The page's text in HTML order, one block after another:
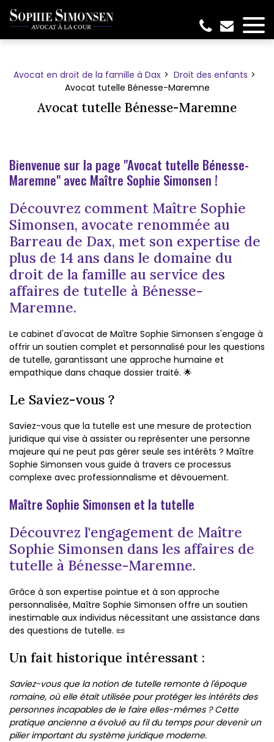
Avocat en droit de la famille à Dax
Droit des enfants
Avocat tutelle Bénesse-Maremne
Avocat tutelle Bénesse-Maremne
Bienvenue sur la page "Avocat tutelle Bénesse-
Maremne" avec Maître Sophie Simonsen !
Découvrez comment Maître Sophie
Simonsen, avocate renommée au
Barreau de Dax, met son expertise de
plus de 14 ans dans le domaine du
droit de la famille au service des
affaires de tutelle à Bénesse-
Maremne.
Le cabinet d'avocat de Maître Sophie Simonsen s'engage à
offrir un soutien complet et personnalisé pour les questions
de tutelle, garantissant une approche humaine et
empathique dans chaque dossier traité. 🌟
Le Saviez-vous ?
Saviez-vous que la tutelle est une mesure de protection
juridique qui vise à assister ou représenter une personne
majeure qui ne peut pas gérer seule ses intérêts ? Maître
Sophie Simonsen vous guide à travers ce processus
complexe avec professionnalisme et dévouement.
Maître Sophie Simonsen et la tutelle
Découvrez l'engagement de Maître
Sophie Simonsen dans les affaires de
tutelle à Bénesse-Maremne.
Grâce à son expertise pointue et à son approche
personnalisée, Maître Sophie Simonsen offre un soutien
inestimable aux individus nécessitant une assistance dans
des questions de tutelle. 📜
Un fait historique intéressant :
Saviez-vous que la notion de tutelle remonte à l'époque
romaine, où elle était utilisée pour protéger les intérêts des
personnes incapables de le faire elles-mêmes ? Cette
pratique ancienne a évolué au fil du temps pour devenir un
pilier important du système juridique moderne.
Panneau de gestion des cookies